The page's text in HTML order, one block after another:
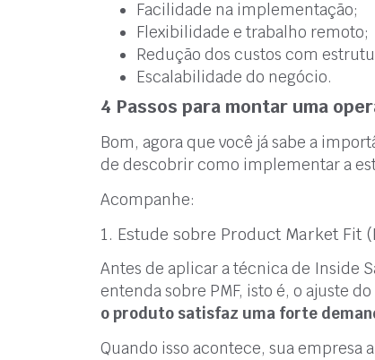
Facilidade na implementação;
Flexibilidade e trabalho remoto;
Redução dos custos com
Escalabilidade do negócio.
4 Passos para montar uma
Bom, agora que você já sabe a
de descobrir como implementar a
Acompanhe:
1. Estude sobre Product Market Fit
Antes de aplicar a técnica de Inside
entenda sobre PMF, isto é, o ajuste
o produto satisfaz uma forte
Quando isso acontece, sua